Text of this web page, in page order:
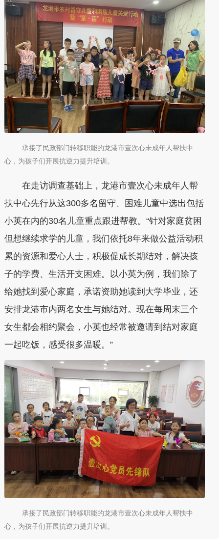
承接了民政部门转移职能的龙港市壹次心未成年人帮扶中
心，为孩子们开展抗逆力提升培训。
在走访调查基础上，龙港市壹次心未成年人帮
扶中心先行从这300多名留守、困难儿童中选出包括
小英在内的30名儿童重点跟进帮教。“针对家庭贫困
但想继续求学的儿童，我们依托8年来做公益活动积
累的资源和爱心人士，积极促成长期结对，解决孩
子的学费、生活开支困难。以小英为例，我们除了
给她找到爱心家庭，承诺资助她读到大学毕业，还
安排龙港市内两名女生与她结对。现在每周末三个
女生都会相约聚会，小英也经常被邀请到结对家庭
一起吃饭，感受很多温暖。”
承接了民政部门转移职能的龙港市壹次心未成年人帮扶中
心，为孩子们开展抗逆力提升培训。